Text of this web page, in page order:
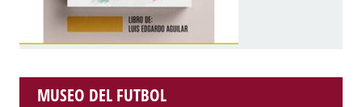
MUSEO DEL FUTBOL